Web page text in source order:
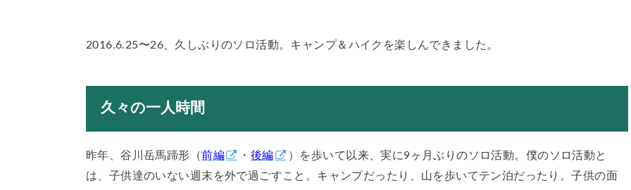
2016.6.25〜26、久しぶりのソロ活動。キャンプ＆ハイクを楽しんできました。
久々の一人時間
昨年、谷川岳馬蹄形（前編 ・ 後編
）を歩いて以来、実に9ヶ月ぶりのソロ活動。僕のソロ活動と
は、子供達のいない週末を外で過ごすこと。キャンプだったり、山を歩いてテン泊だったり。子供の面